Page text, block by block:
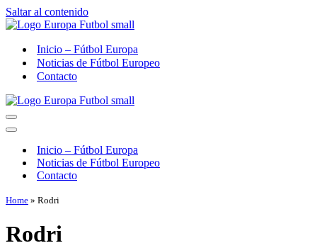
Saltar al contenido
Inicio – Fútbol Europa
Noticias de Fútbol Europeo
Contacto
Menú
de
Menú
navegaciónInicio – Fútbol Europa
Noticias de Fútbol Europeo
Contacto
Home » Rodri
Rodri